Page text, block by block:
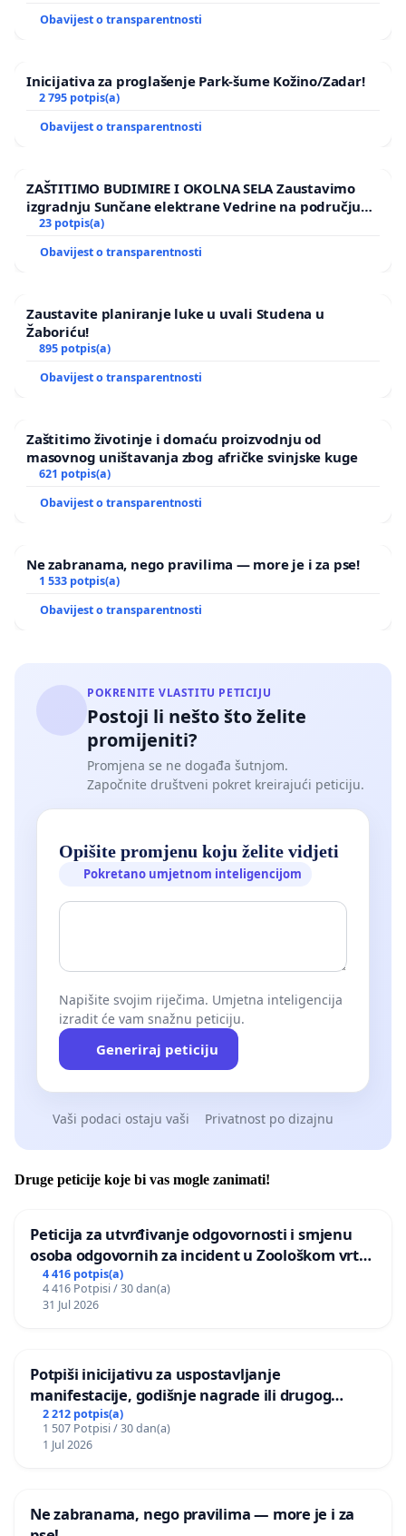
Obavijest o transparentnosti
Inicijativa za proglašenje Park-šume Kožino/Zadar!
2 795 potpis(a)
Obavijest o transparentnosti
ZAŠTITIMO BUDIMIRE I OKOLNA SELA Zaustavimo
izgradnju Sunčane elektrane Vedrine na području
Ugljana
23 potpis(a)
Obavijest o transparentnosti
Zaustavite planiranje luke u uvali Studena u
Žaboriću!
895 potpis(a)
Obavijest o transparentnosti
Zaštitimo životinje i domaću proizvodnju od
masovnog uništavanja zbog afričke svinjske kuge
621 potpis(a)
Obavijest o transparentnosti
Ne zabranama, nego pravilima — more je i za pse!
1 533 potpis(a)
Obavijest o transparentnosti
POKRENITE VLASTITU PETICIJU
Postoji li nešto što želite
promijeniti?
Promjena se ne događa šutnjom.
Započnite društveni pokret kreirajući peticiju.
Opišite promjenu koju želite vidjeti
Pokretano umjetnom inteligencijom
Napišite svojim riječima. Umjetna inteligencija
izradit će vam snažnu peticiju.
Generiraj peticiju
Vaši podaci ostaju vaši Privatnost po dizajnu
Druge peticije koje bi vas mogle zanimati!
Peticija za utvrđivanje odgovornosti i smjenu
osoba odgovornih za incident u Zoološkom vrtu
Grada Zagreba
4 416 potpis(a)
4 416 Potpisi / 30 dan(a)
31 Jul 2026
Potpiši inicijativu za uspostavljanje
manifestacije, godišnje nagrade ili drugog
javnog događaja „Edin Avdić“ u Sarajevu
2 212 potpis(a)
1 507 Potpisi / 30 dan(a)
1 Jul 2026
Ne zabranama, nego pravilima — more je i za